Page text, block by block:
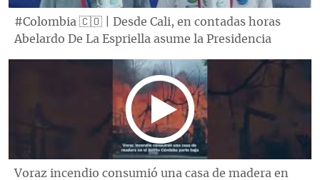
#Colombia 🇨🇴 | Desde Cali, en contadas horas
Abelardo De La Espriella asume la Presidencia
Voraz incendio consumió una casa de madera en